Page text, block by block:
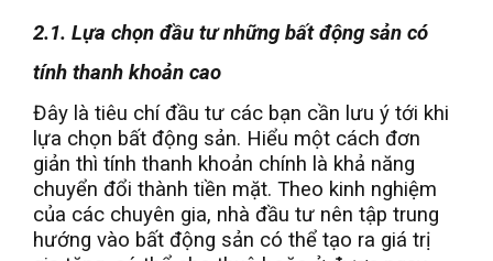
2.1. Lựa chọn đầu tư những bất động sản có
tính thanh khoản cao
Đây là tiêu chí đầu tư các bạn cần lưu ý tới khi
lựa chọn bất động sản. Hiểu một cách đơn
giản thì tính thanh khoản chính là khả năng
chuyển đổi thành tiền mặt. Theo kinh nghiệm
của các chuyên gia, nhà đầu tư nên tập trung
hướng vào bất động sản có thể tạo ra giá trị